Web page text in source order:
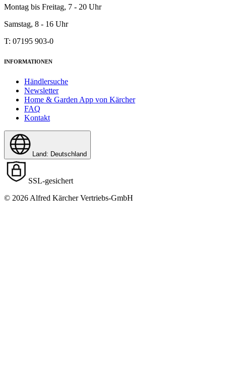
Montag bis Freitag, 7 - 20 Uhr
Samstag, 8 - 16 Uhr
T: 07195 903-0
INFORMATIONEN
Händlersuche
Newsletter
Home & Garden App von Kärcher
FAQ
Kontakt
Land: Deutschland
SSL-gesichert
© 2026 Alfred Kärcher Vertriebs-GmbH